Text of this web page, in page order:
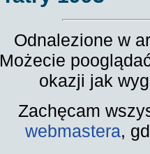
Odnalezione w
Możecie
okazji jak
Zachęcam
webmastera,